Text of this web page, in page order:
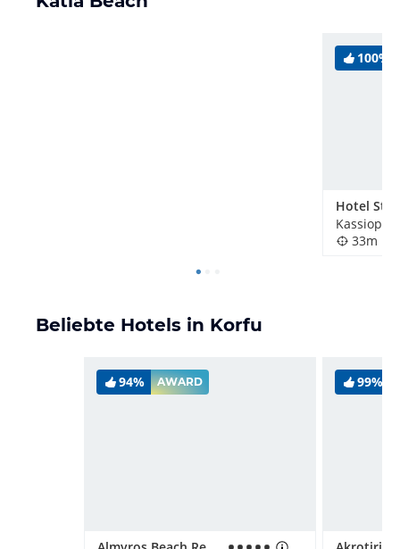
100%
Hotel St.
Kassiopi,
33m
Beliebte Hotels in Korfu
94% AWARD 99%